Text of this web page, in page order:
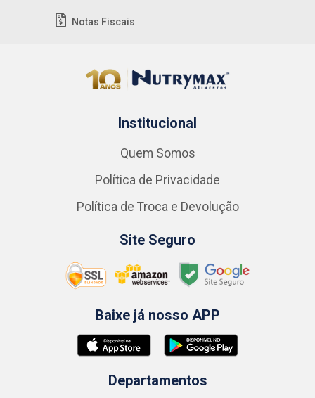
Notas Fiscais
Institucional
Quem Somos
Política de Privacidade
Política de Troca e Devolução
Site Seguro
Baixe já nosso APP
Departamentos